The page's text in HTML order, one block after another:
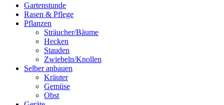
Gartenstunde
Rasen & Pflege
Pflanzen
Sträucher/Bäume
Hecken
Stauden
Zwiebeln/Knollen
Selber anbauen
Kräuter
Gemüse
Obst